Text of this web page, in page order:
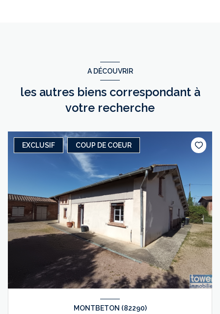
A DÉCOUVRIR
les autres biens correspondant à
votre recherche
EXCLUSIF COUP DE COEUR
MONTBETON (82290)